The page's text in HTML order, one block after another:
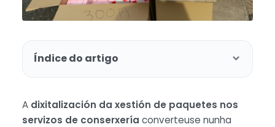
Índice do artigo
A dixitalización da xestión de paquetes nos
servizos de conserxería converteuse nunha